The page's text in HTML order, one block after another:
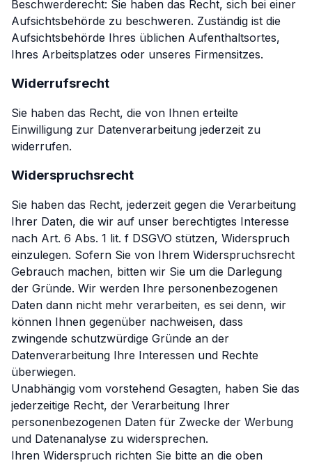
Beschwerderecht: Sie haben das Recht, sich bei einer
Aufsichtsbehörde zu beschweren. Zuständig ist die
Aufsichtsbehörde Ihres üblichen Aufenthaltsortes,
Ihres Arbeitsplatzes oder unseres Firmensitzes.
Widerrufsrecht
Sie haben das Recht, die von Ihnen erteilte
Einwilligung zur Datenverarbeitung jederzeit zu
widerrufen.
Widerspruchsrecht
Sie haben das Recht, jederzeit gegen die Verarbeitung
Ihrer Daten, die wir auf unser berechtigtes Interesse
nach Art. 6 Abs. 1 lit. f DSGVO stützen, Widerspruch
einzulegen. Sofern Sie von Ihrem Widerspruchsrecht
Gebrauch machen, bitten wir Sie um die Darlegung
der Gründe. Wir werden Ihre personenbezogenen
Daten dann nicht mehr verarbeiten, es sei denn, wir
können Ihnen gegenüber nachweisen, dass
zwingende schutzwürdige Gründe an der
Datenverarbeitung Ihre Interessen und Rechte
überwiegen.
Unabhängig vom vorstehend Gesagten, haben Sie das
jederzeitige Recht, der Verarbeitung Ihrer
personenbezogenen Daten für Zwecke der Werbung
und Datenanalyse zu widersprechen.
Ihren Widerspruch richten Sie bitte an die oben